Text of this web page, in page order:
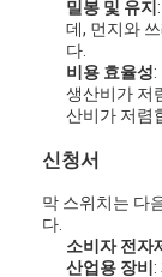
밀봉 및 유지
데, 먼지와
다.
비용 효율성
생산비가 저
산비가 저렴
신청서
막 스위치는 다
다.
소비자 전자
산업용 장비 :